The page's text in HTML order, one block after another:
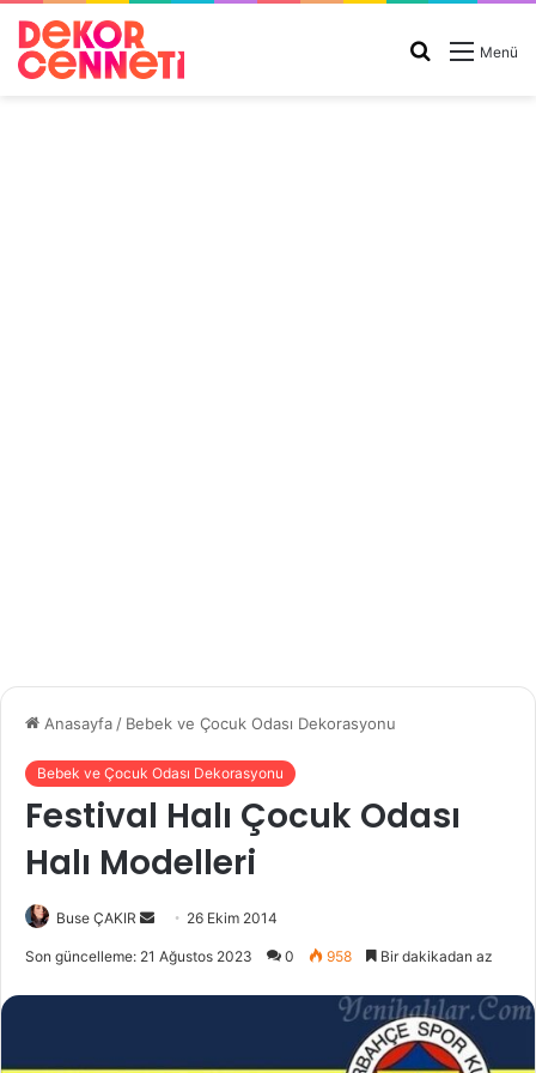
Menü
Arama
Anasayfa / Bebek ve Çocuk Odası Dekorasyonu
Bebek ve Çocuk Odası Dekorasyonu
Festival Halı Çocuk Odası
Halı Modelleri
Buse ÇAKIR
p
26 Ekim 2014
Son güncelleme: 21 Ağustos 2023 0 958 Bir dakikadan az